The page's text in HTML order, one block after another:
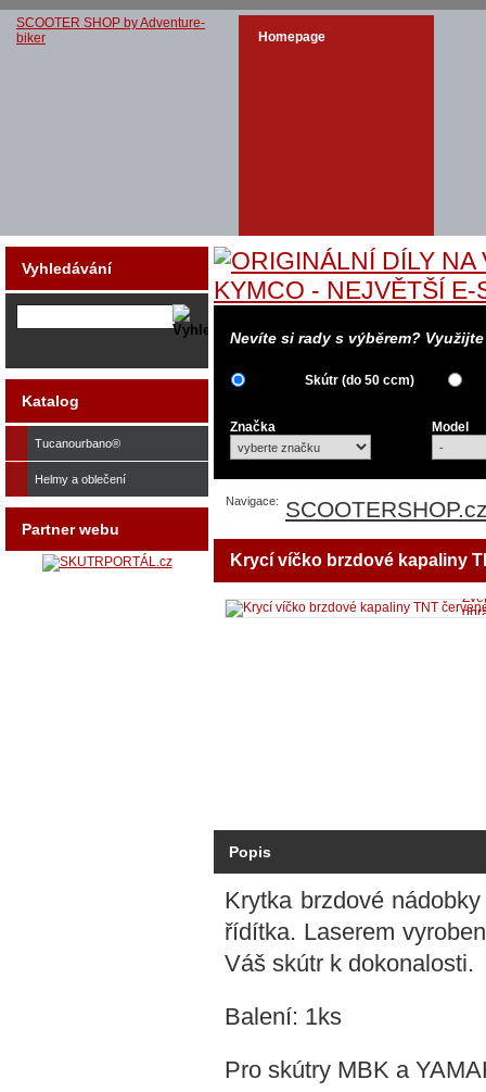
SCOOTER SHOP by Adventure-
biker
Homepage
Nevíte si rady s výběrem?
Skútr (do 50 ccm)
Značka Model
Navigace:
Krycí víčko brzdové kapaliny
Popis
Krytka brzdové
řídítka. Laserem
Váš skútr k dokonalosti.
Balení: 1ks
Pro skútry MBK a
Vyhledávání
Katalog
Tucanourbano®
Helmy a oblečení
Partner webu